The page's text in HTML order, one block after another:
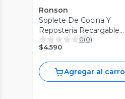
Ronson
Soplete De Cocina Y
Repostería Recargable
Encendedor0(0)
$4.590
Agregar al carro